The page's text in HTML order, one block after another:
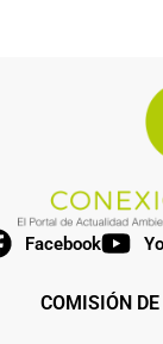
Facebook
COMISIÓN